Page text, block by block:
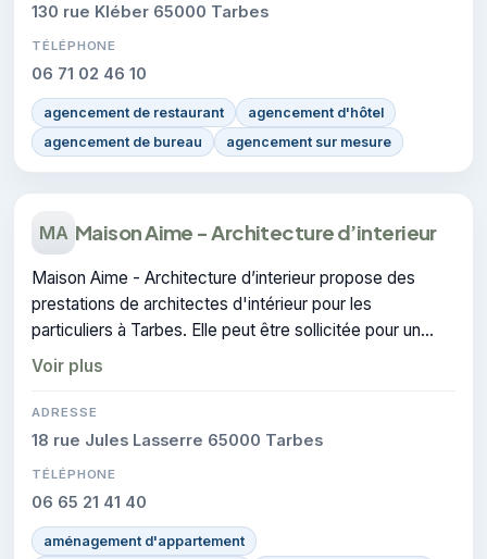
130 rue Kléber 65000 Tarbes
TÉLÉPHONE
06 71 02 46 10
agencement de restaurant
agencement d'hôtel
agencement de bureau
agencement sur mesure
MA Maison Aime - Architecture d’interieur
Maison Aime - Architecture d’interieur propose des
prestations de architectes d'intérieur pour les
particuliers à Tarbes. Elle peut être sollicitée pour un
devis en architecture d'intérieur.
Voir plus
ADRESSE
18 rue Jules Lasserre 65000 Tarbes
TÉLÉPHONE
06 65 21 41 40
aménagement d'appartement